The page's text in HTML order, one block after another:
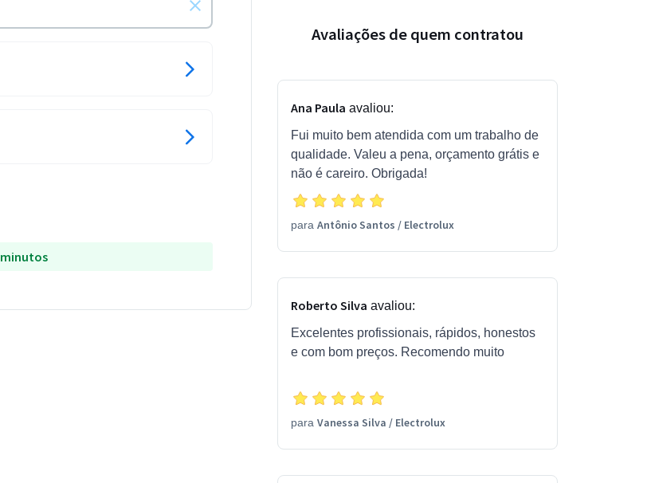
Avaliações de quem contratou
Ana Paula avaliou:
Fui muito bem atendida com um trabalho de
qualidade. Valeu a pena, orçamento grátis e
não é careiro. Obrigada!
para Antônio Santos / Electrolux
Roberto Silva avaliou:
Excelentes profissionais, rápidos, honestos
e com bom preços. Recomendo muito
para Vanessa Silva / Electrolux